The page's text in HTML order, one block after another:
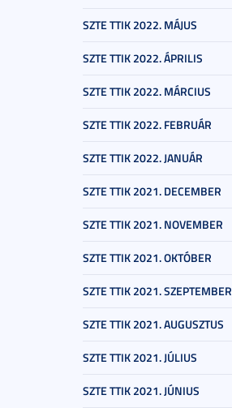
SZTE TTIK 2022. MÁJUS
SZTE TTIK 2022. ÁPRILIS
SZTE TTIK 2022. MÁRCIUS
SZTE TTIK 2022. FEBRUÁR
SZTE TTIK 2022. JANUÁR
SZTE TTIK 2021. DECEMBER
SZTE TTIK 2021. NOVEMBER
SZTE TTIK 2021. OKTÓBER
SZTE TTIK 2021. SZEPTEMBER
SZTE TTIK 2021. AUGUSZTUS
SZTE TTIK 2021. JÚLIUS
SZTE TTIK 2021. JÚNIUS